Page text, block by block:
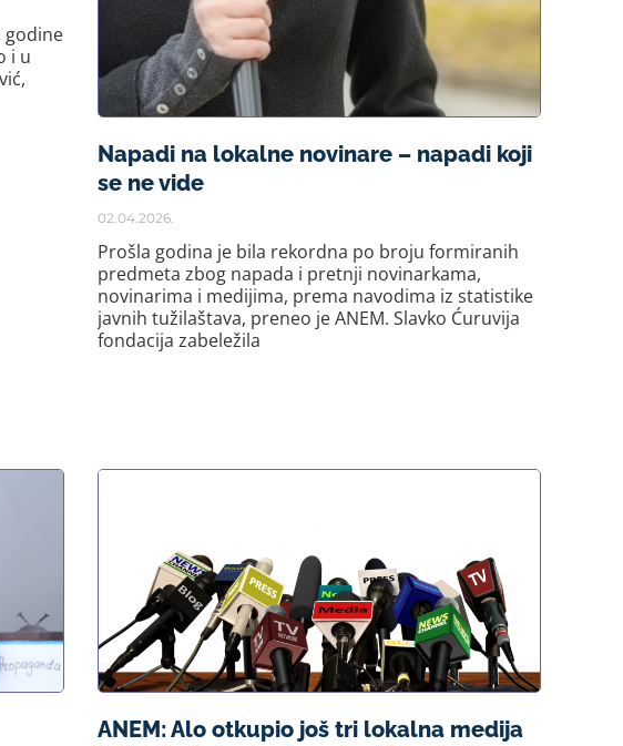
godine
i u
Napadi na lokalne novinare – napadi koji
se ne vide
02.04.2026.
Prošla godina je bila rekordna po broju formiranih
predmeta zbog napada i pretnji novinarkama,
novinarima i medijima, prema navodima iz statistike
javnih tužilaštava, preneo je ANEM. Slavko Ćuruvija
fondacija zabeležila
ANEM: Alo otkupio još tri lokalna medija